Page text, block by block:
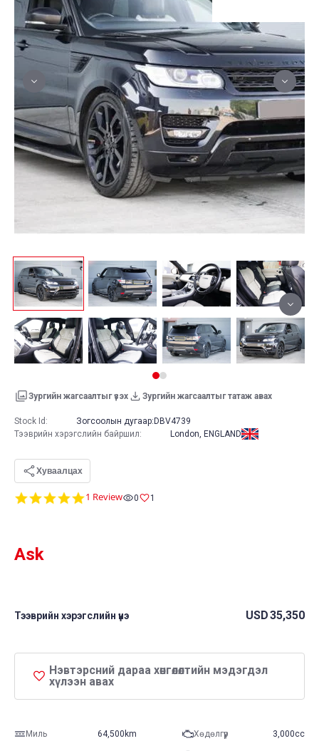
Зургийн жагсаалтыг үзэх Зургийн жагсаалтыг татаж авах
5.0
1 Review 0 1
Ask
Тээврийн хэрэгслийн үнэ USD35,350
Нэвтэрсний дараа хөнгөлөлтийн мэдэгдэл
хүлээн авах
Миль 64,500km Хөдөлгүүр 3,000cc
Stock Id: Зогсоолын дугаар: DBV4739
Тээврийн хэрэгслийн байршил: London, ENGLAND
Хуваалцах